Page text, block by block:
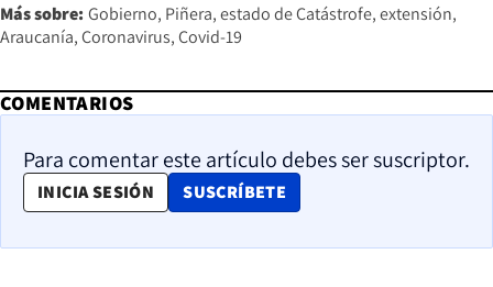
Más sobre: Gobierno Piñera estado de Catástrofe extensión
Araucanía Coronavirus Covid-19
COMENTARIOS
Para comentar este artículo debes ser suscriptor.
INICIA SESIÓN SUSCRÍBETE
OPENS IN NEW WINDOW